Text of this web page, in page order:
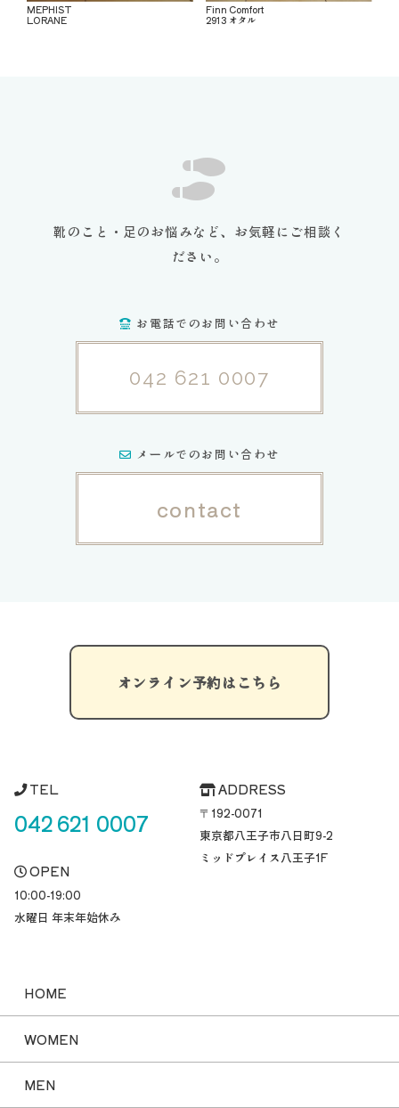
MEPHIST
LORANE
Finn Comfort
2913 オタル
靴のこと・足のお悩みなど、お気軽にご相談く
ださい。
お電話でのお問い合わせ
042 621 0007
メールでのお問い合わせ
contact
オンライン予約はこちら
TEL
042 621 0007
OPEN
10:00-19:00
水曜日 年末年始休み
ADDRESS
〒192-0071
東京都八王子市八日町9-2
ミッドプレイス八王子1F
HOME
WOMEN
MEN